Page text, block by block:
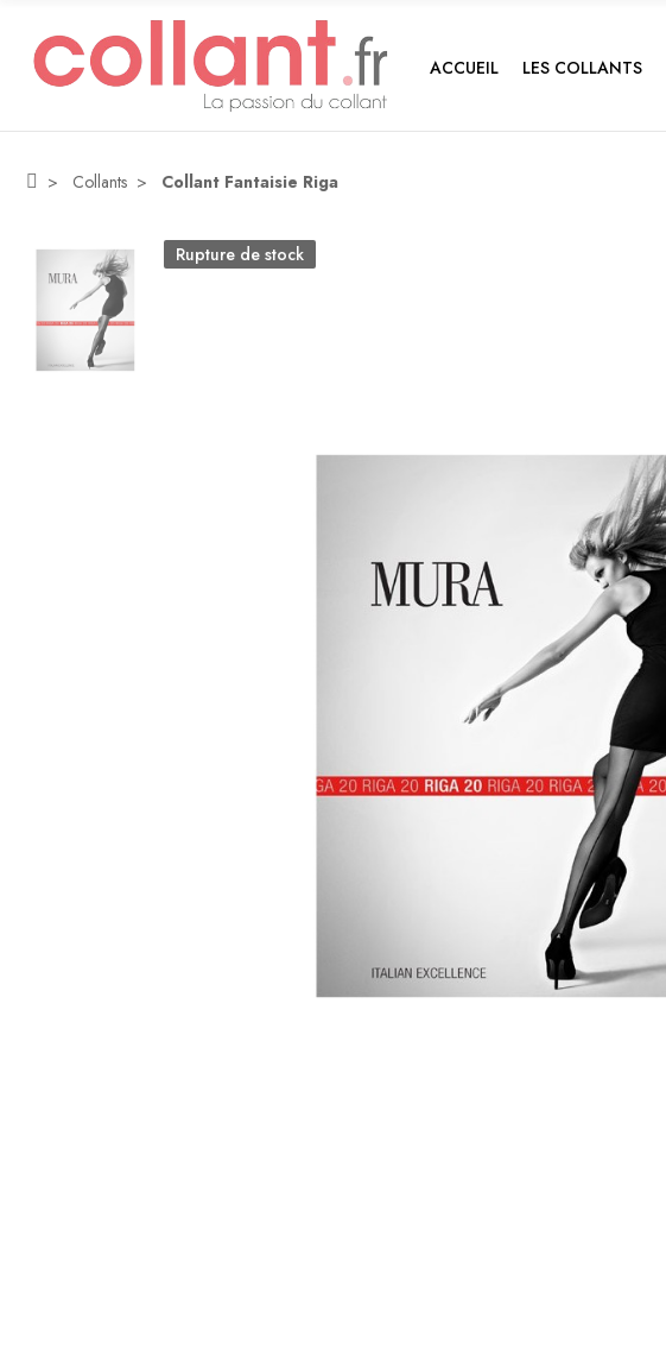
ACCUEIL LES COLLANTS
Collants Collant Fantaisie Riga
Rupture de stock